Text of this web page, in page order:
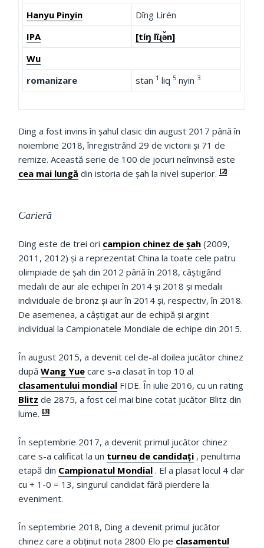
Hanyu Pinyin
Dīng Lìrén
IPA
[tíŋ lîɻə̌n]
Wu
romanizare
stan 1 liq 5 nyin 3
Ding a fost invins în șahul clasic din august 2017 până în
noiembrie 2018, înregistrând 29 de victorii și 71 de
remize. Această serie de 100 de jocuri neînvinsă este
cea mai lungă din istoria de șah la nivel superior. [2]
Carieră
Ding este de trei ori campion chinez de șah (2009,
2011, 2012) și a reprezentat China la toate cele patru
olimpiade de șah din 2012 până în 2018, câștigând
medalii de aur ale echipei în 2014 și 2018 și medalii
individuale de bronz și aur în 2014 și, respectiv, în 2018.
De asemenea, a câștigat aur de echipă și argint
individual la Campionatele Mondiale de echipe din 2015.
În august 2015, a devenit cel de-al doilea jucător chinez
dupăWang Yue care s-a clasat în top 10 al
clasamentului mondial FIDE. În iulie 2016, cu un rating
Blitz de 2875, a fost cel mai bine cotat jucător Blitz din
lume. [3]
În septembrie 2017, a devenit primul jucător chinez
care s-a calificat la un turneu de candidați , penultima
etapă din Campionatul Mondial . El a plasat locul 4 clar
cu + 1-0 = 13, singurul candidat fără pierdere la
eveniment.
În septembrie 2018, Ding a devenit primul jucător
chinez care a obținut nota 2800 Elo pe clasamentul